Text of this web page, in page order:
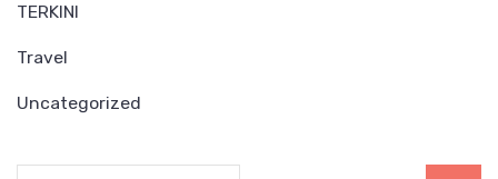
TERKINI
Travel
Uncategorized